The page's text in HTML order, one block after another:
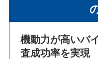
機動力が高いバ
査成功率を実現